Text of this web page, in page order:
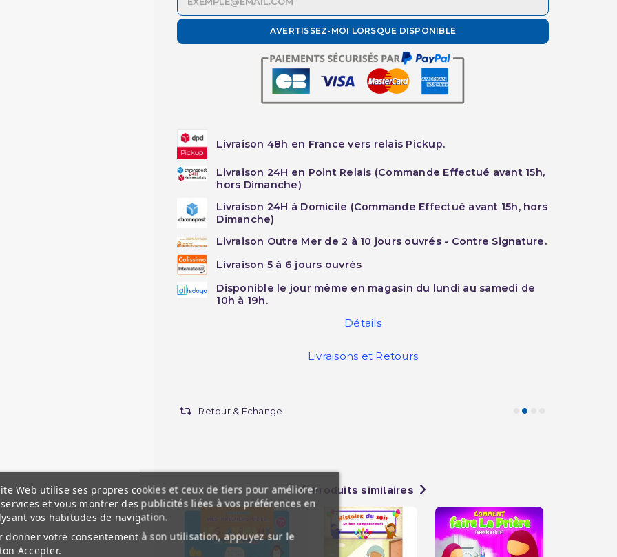
AVERTISSEZ-MOI LORSQUE DISPONIBLE
Livraison 48h en France vers relais Pickup.
Livraison 24H en Point Relais (Commande Effectué avant 15h,
hors Dimanche)
Livraison 24H à Domicile (Commande Effectué avant 15h, hors
Dimanche)
Livraison Outre Mer de 2 à 10 jours ouvrés - Contre Signature.
Livraison 5 à 6 jours ouvrés
Disponible le jour même en magasin du lundi au samedi de
10h à 19h.
Détails
Livraisons et Retours
Retour & Echange
Produits similaires
Web utilise ses propres cookies et ceux de tiers pour améliorer
et vous montrer des publicités liées à vos préférences en
vos habitudes de navigation.
donner votre consentement à son utilisation, appuyez sur le
Accepter.